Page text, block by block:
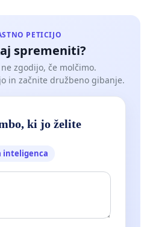
PETICIJO
spremeniti?
zgodijo, če molčimo.
in začnite družbeno gibanje.
ki jo želite
inteligenca